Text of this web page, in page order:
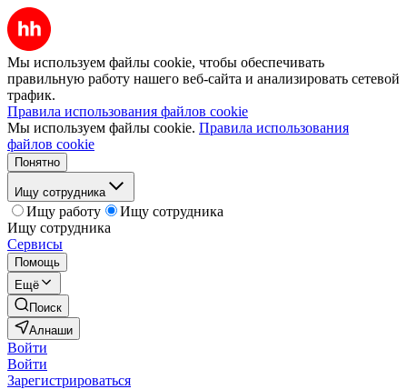
Мы используем файлы cookie, чтобы обеспечивать
правильную работу нашего веб-сайта и анализировать сетевой
трафик.
Правила использования файлов cookie
Мы используем файлы cookie. Правила использования
файлов cookie
Понятно
Ищу сотрудника
Ищу работу
Ищу сотрудника
Ищу сотрудника
Сервисы
Помощь
Ещё
Поиск
Алнаши
Войти
Войти
Зарегистрироваться